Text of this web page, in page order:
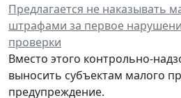
Предлагается не наказывать
штрафами за первое
проверки
Вместо этого контрольно-
выносить субъектам малого
предупреждение.